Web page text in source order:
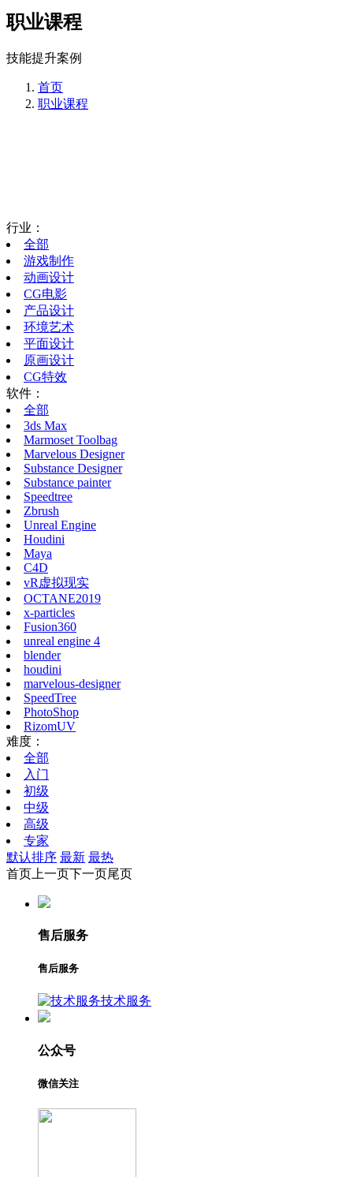
职业课程
技能提升案例
首页
职业课程
行业：
全部
游戏制作
动画设计
CG电影
产品设计
环境艺术
平面设计
原画设计
CG特效
软件：
全部
3ds Max
Marmoset Toolbag
Marvelous Designer
Substance Designer
Substance painter
Speedtree
Zbrush
Unreal Engine
Houdini
Maya
C4D
vR虚拟现实
OCTANE2019
x-particles
Fusion360
unreal engine 4
blender
houdini
marvelous-designer
SpeedTree
PhotoShop
RizomUV
难度：
全部
入门
初级
中级
高级
专家
默认排序 最新 最热
首页 上一页下一页尾页
售后服务
售后服务
技术服务
公众号
微信关注